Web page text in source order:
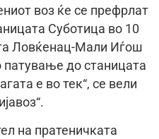
воз ќе се префрлат
Суботица во 10
Ловќенац-Мали Иѓош
патување до станицата
е во тек“, се вели
на пратеничката